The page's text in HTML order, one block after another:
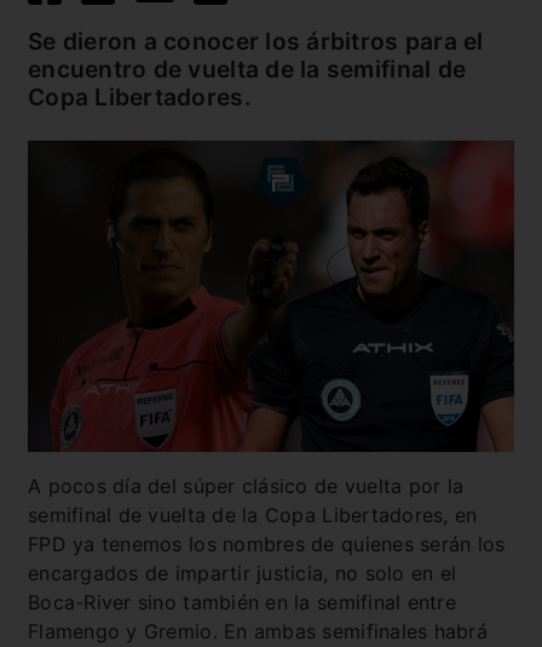
Se dieron a conocer los árbitros para el
encuentro de vuelta de la semifinal de
Copa Libertadores.
A pocos día del súper clásico de vuelta por la
semifinal de vuelta de la Copa Libertadores, en
FPD ya tenemos los nombres de quienes serán los
encargados de impartir justicia, no solo en el
Boca-River sino también en la semifinal entre
Flamengo y Gremio. En ambas semifinales habrá